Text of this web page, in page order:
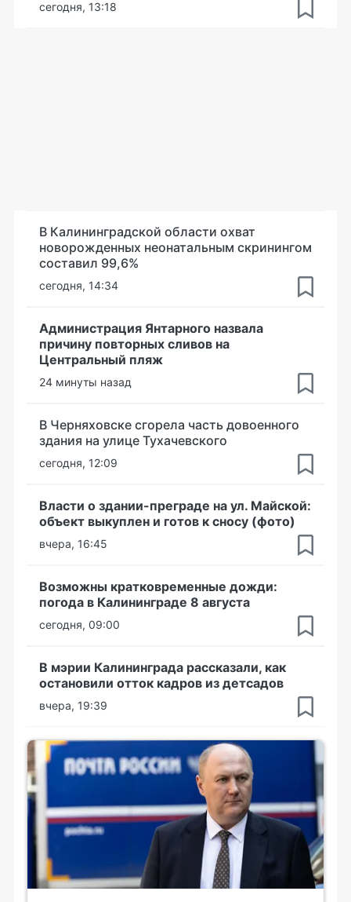
сегодня, 13:18
В Калининградской области охват
новорожденных неонатальным скринингом
составил 99,6%
сегодня, 14:34
Администрация Янтарного назвала
причину повторных сливов на
Центральный пляж
24 минуты назад
В Черняховске сгорела часть довоенного
здания на улице Тухачевского
сегодня, 12:09
Власти о здании-преграде на ул. Майской:
объект выкуплен и готов к сносу (фото)
вчера, 16:45
Возможны кратковременные дожди:
погода в Калининграде 8 августа
сегодня, 09:00
В мэрии Калининграда рассказали, как
остановили отток кадров из детсадов
вчера, 19:39